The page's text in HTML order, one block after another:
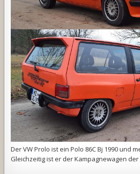
Der VW Prolo ist ein Polo 86C Bj 1990 und
Gleichzeitig ist er der Kampagnewagen der